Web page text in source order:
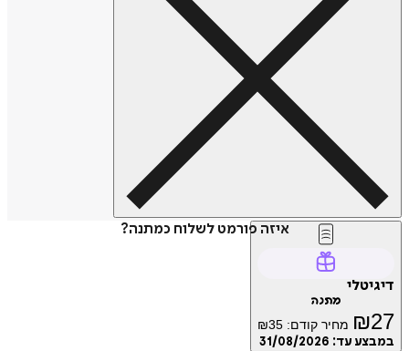
איזה פורמט לשלוח כמתנה?
דיגיטלי
מתנה
₪27 מחיר קודם: ₪35
במבצע עד: 31/08/2026